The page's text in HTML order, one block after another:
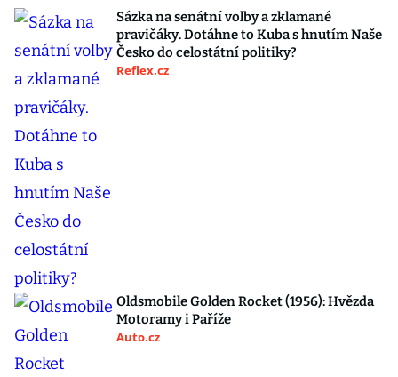
Sázka na senátní volby a zklamané
pravičáky. Dotáhne to Kuba s hnutím Naše
Česko do celostátní politiky?
Reflex.cz
Oldsmobile Golden Rocket (1956): Hvězda
Motoramy i Paříže
Auto.cz